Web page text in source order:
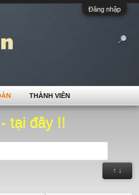
Đăng nhập
- tại đây !!
↑ ↓
THÀNH VIÊN